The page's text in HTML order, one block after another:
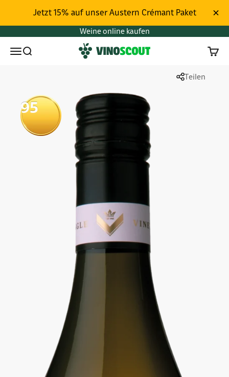
Jetzt 15% auf unser Austern Crémant Paket
Weine online kaufen
MenüSuchen Vinoscout
Teilen
95